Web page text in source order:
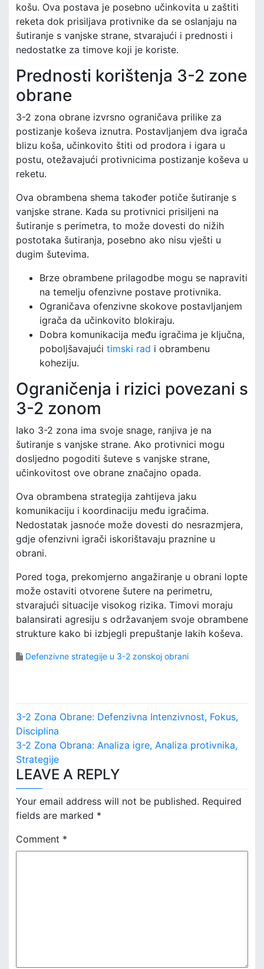
košu. Ova postava je posebno učinkovita u zaštiti
reketa dok prisiljava protivnike da se oslanjaju na
šutiranje s vanjske strane, stvarajući i prednosti i
nedostatke za timove koji je koriste.
Prednosti korištenja 3-2 zone
obrane
3-2 zona obrane izvrsno ograničava prilike za
postizanje koševa iznutra. Postavljanjem dva igrača
blizu koša, učinkovito štiti od prodora i igara u
postu, otežavajući protivnicima postizanje koševa u
reketu.
Ova obrambena shema također potiče šutiranje s
vanjske strane. Kada su protivnici prisiljeni na
šutiranje s perimetra, to može dovesti do nižih
postotaka šutiranja, posebno ako nisu vješti u
dugim šutevima.
Brze obrambene prilagodbe mogu se napraviti
na temelju ofenzivne postave protivnika.
Ograničava ofenzivne skokove postavljanjem
igrača da učinkovito blokiraju.
Dobra komunikacija među igračima je ključna,
poboljšavajući timski rad i obrambenu
koheziju.
Ograničenja i rizici povezani s
3-2 zonom
Iako 3-2 zona ima svoje snage, ranjiva je na
šutiranje s vanjske strane. Ako protivnici mogu
dosljedno pogoditi šuteve s vanjske strane,
učinkovitost ove obrane značajno opada.
Ova obrambena strategija zahtijeva jaku
komunikaciju i koordinaciju među igračima.
Nedostatak jasnoće može dovesti do nesrazmjera,
gdje ofenzivni igrači iskorištavaju praznine u
obrani.
Pored toga, prekomjerno angažiranje u obrani lopte
može ostaviti otvorene šutere na perimetru,
stvarajući situacije visokog rizika. Timovi moraju
balansirati agresiju s održavanjem svoje obrambene
strukture kako bi izbjegli prepuštanje lakih koševa.
Defenzivne strategije u 3-2 zonskoj obrani
P
o
s
t
n
a
v
3-2 Zona Obrane: Defenzivna Intenzivnost, Fokus,
Disciplina
3-2 Zona Obrana: Analiza igre, Analiza protivnika,
Strategije
LEAVE A REPLY
Your email address will not be published. Required
fields are marked *
Comment *